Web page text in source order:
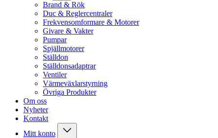
Brand & Rök
Duc & Reglercentraler
Frekvensomformare & Motorer
Givare & Vakter
Pumpar
Spjällmotorer
Ställdon
Ställdonsadaptrar
Ventiler
Värmeväxlarstyrning
Övriga Produkter
Om oss
Nyheter
Kontakt
Mitt konto